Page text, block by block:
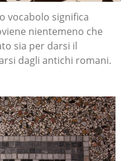
vocabolo significa
nientemeno che
sia per darsi il
dagli antichi romani.